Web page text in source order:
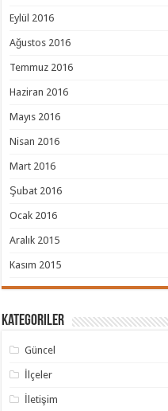
Eylül 2016
Ağustos 2016
Temmuz 2016
Haziran 2016
Mayıs 2016
Nisan 2016
Mart 2016
Şubat 2016
Ocak 2016
Aralık 2015
Kasım 2015
Kategoriler
Güncel
İlçeler
İletişim